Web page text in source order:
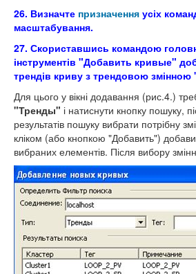
26. Визначте призначення усіх
масштабування.
27. Скориставшись командою
інструментів "Добавить кривые"
трендів криву з трендовою
Для цього у вікні додавання (рис.4.)
"Тренды" і натиснути кнопку пошуку,
результатів пошуку вибрати потрібну
кліком (або кнопкою "Добавить")
вибраних елементів. Після вибору